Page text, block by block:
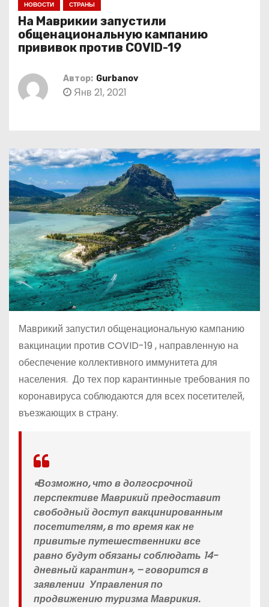
НОВОСТИ СТРАНЫ
На Маврикии запустили
общенациональную кампанию
прививок против COVID-19
Автор: Gurbanov
Янв 21, 2021
Маврикий запустил общенациональную кампанию
вакцинации против COVID-19 , направленную на
обеспечение коллективного иммунитета для
населения. До тех пор карантинные требования по
коронавируса соблюдаются для всех посетителей,
въезжающих в страну.
«Возможно, чтов долгосрочной
перспективеМаврикий предоставит
свободный доступ вакцинированным
посетителям, в то время как не
привитые путешественники все
равно будут обязаны соблюдать 14-
дневный карантин», – говорится в
заявлении Управления по
продвижению туризма Маврикия.